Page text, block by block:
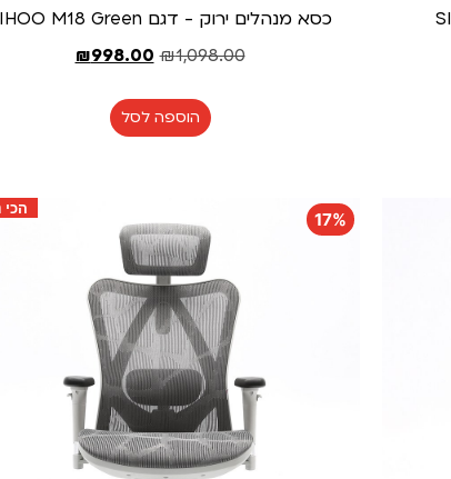
כסא מנהלים ירוק - דגם SIHOO M18 Green
₪1,098.00
₪998.00
הוספה לסל
הכי
17%